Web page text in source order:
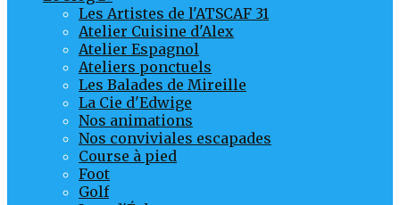
Les Artistes de l'ATSCAF 31
Atelier Cuisine d'Alex
Atelier Espagnol
Ateliers ponctuels
Les Balades de Mireille
La Cie d'Edwige
Nos animations
Nos conviviales escapades
Course à pied
Foot
Golf